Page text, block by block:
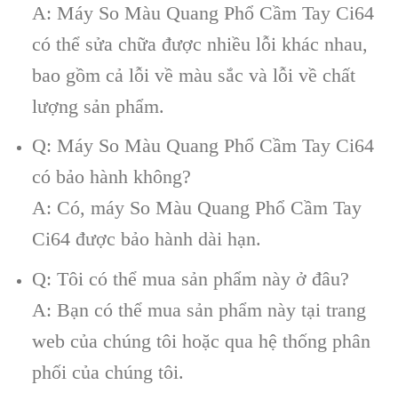
A: Máy So Màu Quang Phổ Cầm Tay Ci64
có thể sửa chữa được nhiều lỗi khác nhau,
bao gồm cả lỗi về màu sắc và lỗi về chất
lượng sản phẩm.
Q: Máy So Màu Quang Phổ Cầm Tay Ci64
có bảo hành không?
A: Có, máy So Màu Quang Phổ Cầm Tay
Ci64 được bảo hành dài hạn.
Q: Tôi có thể mua sản phẩm này ở đâu?
A: Bạn có thể mua sản phẩm này tại trang
web của chúng tôi hoặc qua hệ thống phân
phối của chúng tôi.